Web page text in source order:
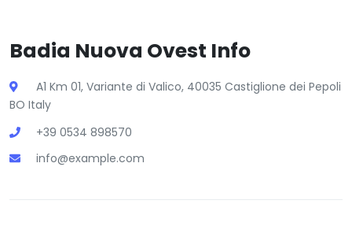
Badia Nuova Ovest Info
A1 Km 01, Variante di Valico, 40035 Castiglione dei Pepoli
BO Italy
+39 0534 898570
info@example.com